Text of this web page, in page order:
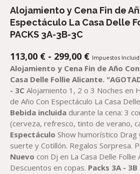
Alojamiento y Cena Fin de
Espectáculo La Casa Delle
PACKS 3A-3B-3C
113,00 € - 299,00 €RANGO
DE
PRECIOS:
DESDE
113,00 €
HASTA
299,00 €
Impuestos
Alojamiento y Cena Fin de Año
Casa Delle Follie Alicante.
- 3C Alojamiento 1, 2 o 3 Noches en
de Año Con Espectáculo La Casa
Bebida incluida durante la cena: 3
(cerveza, refresco, tinto de verano,
Espectáculo Show humorístico Drag
suerte y Cotillón. Regalos Sorpresa.
Nuevo con Dj en La Casa Delle Follie
Descuentos en copas. Packs 3A - 3B